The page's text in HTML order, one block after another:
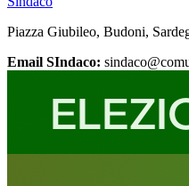
Piazza Giubileo, Budoni,
Email SIndaco: